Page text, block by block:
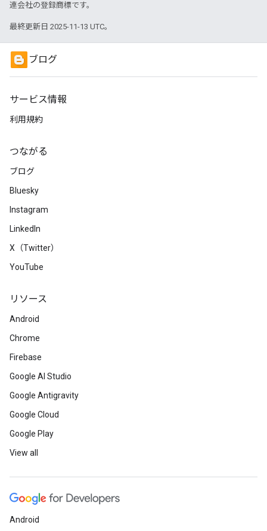
連会社の登録商標です。
最終更新日 2025-11-13 UTC。
ブログ
サービス情報
利用規約
つながる
ブログ
Bluesky
Instagram
LinkedIn
X（Twitter）
YouTube
リソース
Android
Chrome
Firebase
Google AI Studio
Google Antigravity
Google Cloud
Google Play
View all
Android